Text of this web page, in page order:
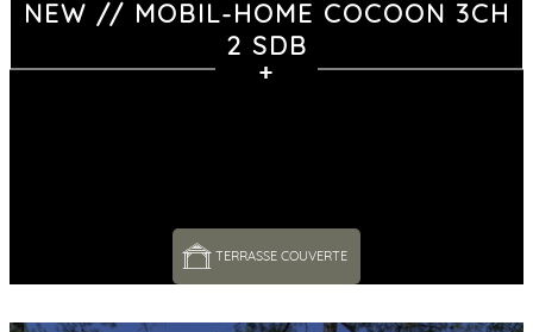
NEW // MOBIL-HOME COCOON 3CH
2 SDB
TERRASSE COUVERTE